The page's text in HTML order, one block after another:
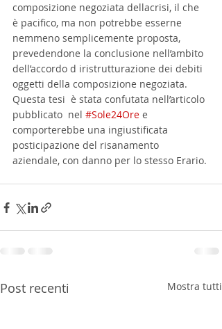
composizione negoziata dellacrisi, il che
è pacifico, ma non potrebbe esserne
nemmeno semplicemente proposta,
prevedendone la conclusione nell’ambito
dell’accordo d iristrutturazione dei debiti
oggetti della composizione negoziata.
Questa tesi  è stata confutata nell’articolo
pubblicato  nel #Sole24Ore e
comporterebbe una ingiustificata
posticipazione del risanamento
aziendale, con danno per lo stesso Erario.
Post recenti Mostra tutti